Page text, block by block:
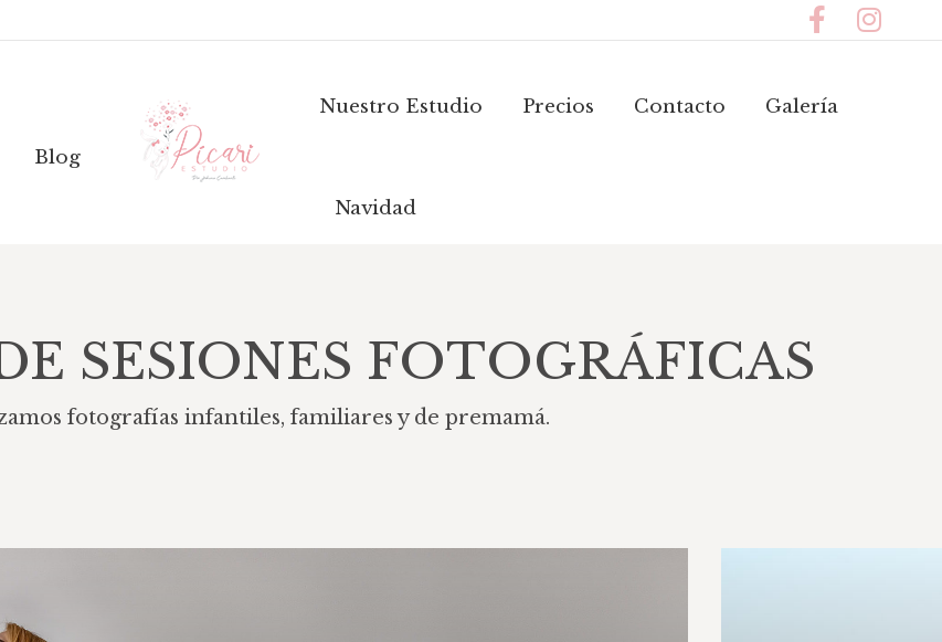
Blog
Nuestro Estudio Precios Contacto Galería
Navidad
SESIONES FOTOGRÁFICAS
fotografías infantiles, familiares y de premamá.